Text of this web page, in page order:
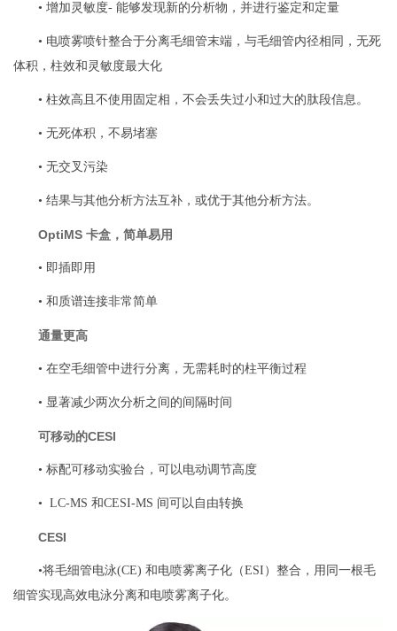
• 增加灵敏度- 能够发现新的分析物，并进行鉴定和定量
• 电喷雾喷针整合于分离毛细管末端，与毛细管内径相同，无死
体积，柱效和灵敏度最大化
• 柱效高且不使用固定相，不会丢失过小和过大的肽段信息。
• 无死体积，不易堵塞
• 无交叉污染
• 结果与其他分析方法互补，或优于其他分析方法。
OptiMS 卡盒，简单易用
• 即插即用
• 和质谱连接非常简单
通量更高
• 在空毛细管中进行分离，无需耗时的柱平衡过程
• 显著减少两次分析之间的间隔时间
可移动的CESI
• 标配可移动实验台，可以电动调节高度
• LC-MS 和CESI-MS 间可以自由转换
CESI
•将毛细管电泳(CE) 和电喷雾离子化（ESI）整合，用同一根毛
细管实现高效电泳分离和电喷雾离子化。